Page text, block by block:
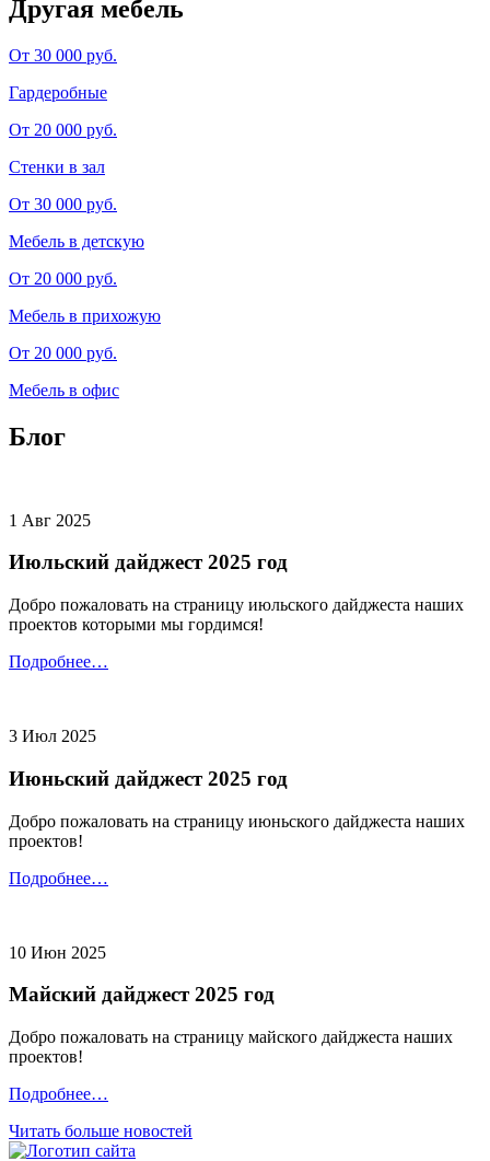
Другая мебель
От 30 000 руб.
Гардеробные
От 20 000 руб.
Стенки в зал
От 30 000 руб.
Мебель в детскую
От 20 000 руб.
Мебель в прихожую
От 20 000 руб.
Мебель в офис
Блог
1 Авг 2025
Июльский дайджест 2025 год
Добро пожаловать на страницу июльского дайджеста наших
проектов которыми мы гордимся!
Подробнее…
3 Июл 2025
Июньский дайджест 2025 год
Добро пожаловать на страницу июньского дайджеста наших
проектов!
Подробнее…
10 Июн 2025
Майский дайджест 2025 год
Добро пожаловать на страницу майского дайджеста наших
проектов!
Подробнее…
Читать больше новостей